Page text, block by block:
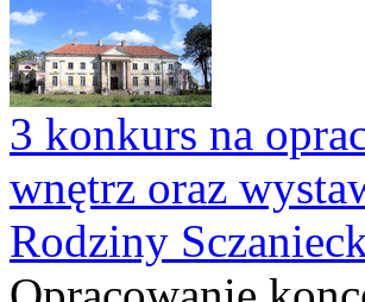
3 konkurs na
wnętrz oraz
Rodziny